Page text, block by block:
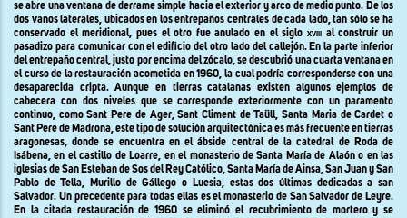
se abre una ventana de derrame simple hacia el exterior y arco de medio punto. De los
dos vanos laterales, ubicados en los entrepaños centrales de cada lado, tan sólo se ha
conservado el meridional, pues el otro fue anulado en el sigloxviii al construir un
pasadizo para comunicar con el edificio del otro lado del callejón. En la parte inferior
del entrepaño central, justo por encima del zócalo, se descubrió una cuarta ventana en
el curso de la restauración acometida en 1960, la cual podría corresponderse con una
desaparecida cripta. Aunque en tierras catalanas existen algunos ejemplos de
cabecera con dos niveles que se corresponde exteriormente con un paramento
continuo, como Sant Pere de Ager, Sant Climent de Taüll, Santa Maria de Cardet o
Sant Pere de Madrona, este tipo de solución arquitectónica es más frecuente en tierras
aragonesas, donde se encuentra en el ábside central de la catedral de Roda de
Isábena, en el castillo de Loarre, en el monasterio de Santa María de Alaón o en las
iglesias de San Esteban de Sos del Rey Católico, Santa María de Ainsa, San Juan y San
Pablo de Tella, Murillo de Gállego o Luesia, estas dos últimas dedicadas a san
Salvador. Un precedente para todas ellas es el monasterio de San Salvador de Leyre.
En la citada restauración de 1960 se eliminó el recubrimiento de mortero y se